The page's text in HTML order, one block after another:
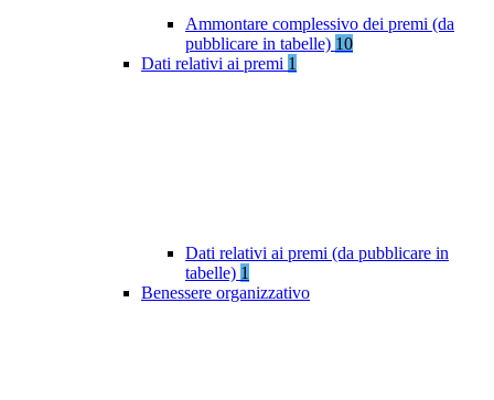
Ammontare complessivo dei premi (da
pubblicare in tabelle) 10
Dati relativi ai premi 1
Dati relativi ai premi (da pubblicare in
tabelle) 1
Benessere organizzativo